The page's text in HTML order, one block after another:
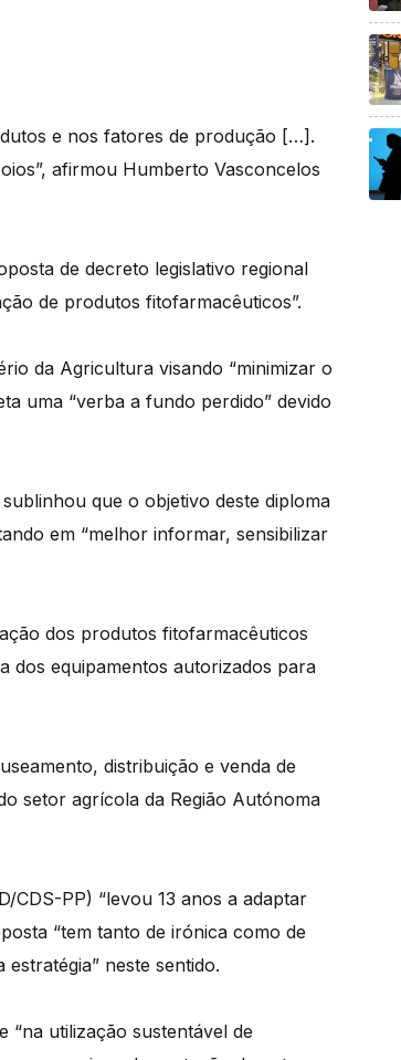
e nos fatores de produção […].
afirmou Humberto Vasconcelos
de decreto legislativo regional
de produtos fitofarmacêuticos”.
da Agricultura visando “minimizar o
uma “verba a fundo perdido” devido
que o objetivo deste diploma
em “melhor informar, sensibilizar
dos produtos fitofarmacêuticos
dos equipamentos autorizados para
distribuição e venda de
setor agrícola da Região Autónoma
CDS-PP) “levou 13 anos a adaptar
“tem tanto de irónica como de
neste sentido.
utilização sustentável de